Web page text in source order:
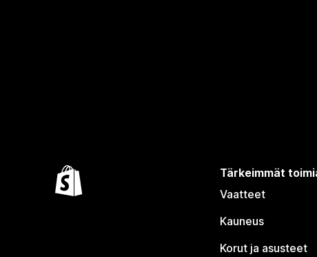
Tärkeimmät
Vaatteet
Kauneus
Korut ja asusteet